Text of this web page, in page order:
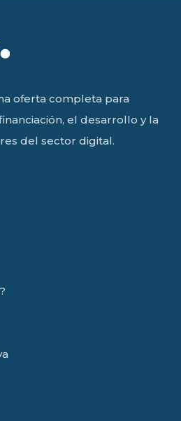
oferta completa para
el desarrollo y la
del sector digital.